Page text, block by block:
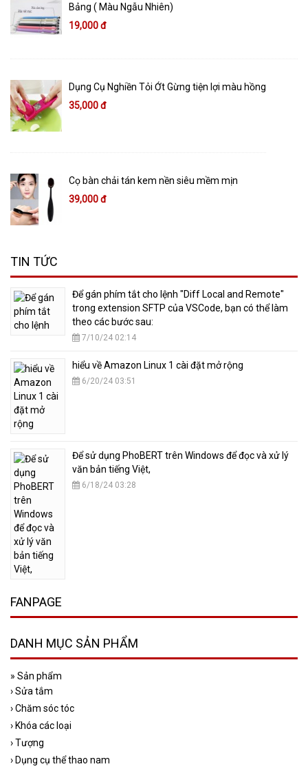
Bảng ( Màu Ngẫu Nhiên)
19,000 đ
Dụng Cụ Nghiền Tỏi Ớt Gừng tiện lợi màu hồng
35,000 đ
Cọ bàn chải tán kem nền siêu mềm mịn
39,000 đ
TIN TỨC
​Để gán phím tắt cho lệnh "Diff Local and Remote"
trong extension SFTP của VSCode, bạn có thể làm
theo các bước sau:
7/10/24 02:14
hiểu về Amazon Linux 1 cài đặt mở rộng
6/20/24 03:51
​Để sử dụng PhoBERT trên Windows để đọc và xử lý
văn bản tiếng Việt,
6/18/24 03:28
FANPAGE
DANH MỤC SẢN PHẨM
» Sản phẩm
›Sửa tắm
›Chăm sóc tóc
› Khóa các loại
›Tượng
› Dụng cụ thể thao nam